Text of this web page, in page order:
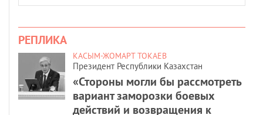
РЕПЛИКА
КАСЫМ-ЖОМАРТ ТОКАЕВ
Президент Республики Казахстан
«Стороны могли бы рассмотреть
вариант заморозки боевых
действий и возвращения к